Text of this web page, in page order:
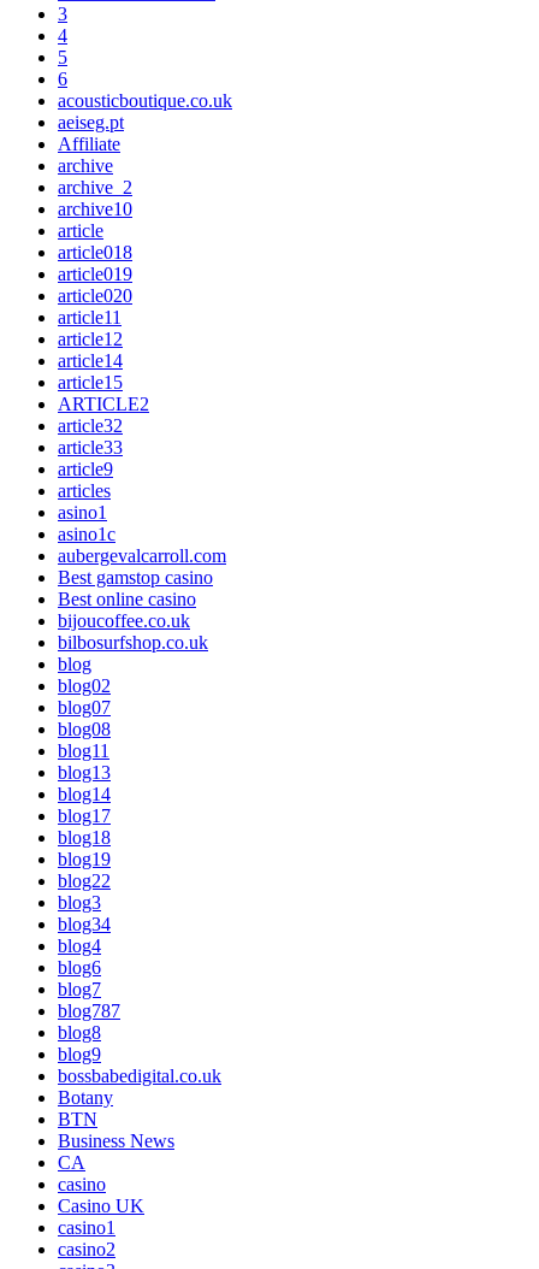
3
4
5
6
acousticboutique.co.uk
aeiseg.pt
Affiliate
archive
archive_2
archive10
article
article018
article019
article020
article11
article12
article14
article15
ARTICLE2
article32
article33
article9
articles
asino1
asino1c
aubergevalcarroll.com
Best gamstop casino
Best online casino
bijoucoffee.co.uk
bilbosurfshop.co.uk
blog
blog02
blog07
blog08
blog11
blog13
blog14
blog17
blog18
blog19
blog22
blog3
blog34
blog4
blog6
blog7
blog787
blog8
blog9
bossbabedigital.co.uk
Botany
BTN
Business News
CA
casino
Casino UK
casino1
casino2